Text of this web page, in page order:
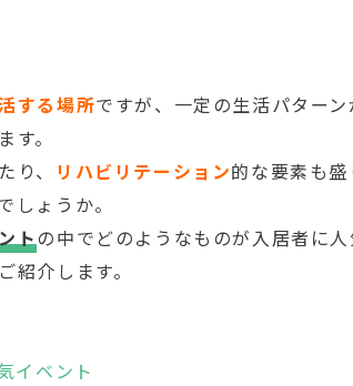
する場所ですが、一定の生活パターン
す。
り、 リハビリテーション的な要素も盛
ょうか。
トの中でどのようなものが入居者に
介します。
イベント